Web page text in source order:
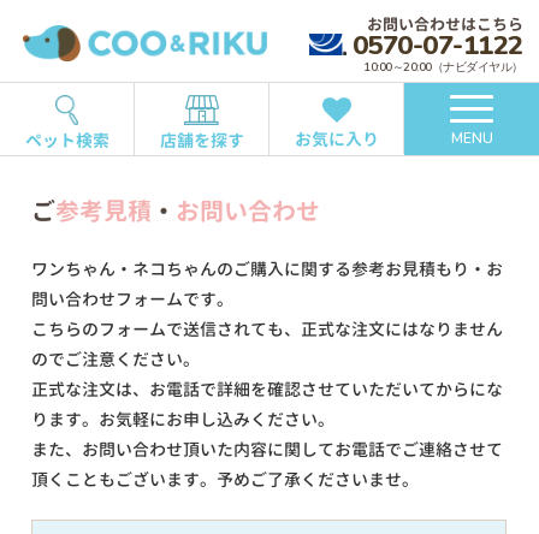
お問い合わせはこちら
0570-07-1122
10:00～20:00（ナビダイヤル）
ペット検索 店舗を探す お気に入り MENU
ご参考見積 ・ お問い合わせ
ワンちゃん・ネコちゃんのご購入に関する参考お見積もり・お
問い合わせフォームです。
こちらのフォームで送信されても、正式な注文にはなりません
のでご注意ください。
正式な注文は、お電話で詳細を確認させていただいてからにな
ります。お気軽にお申し込みください。
また、お問い合わせ頂いた内容に関してお電話でご連絡させて
頂くこともございます。予めご了承くださいませ。